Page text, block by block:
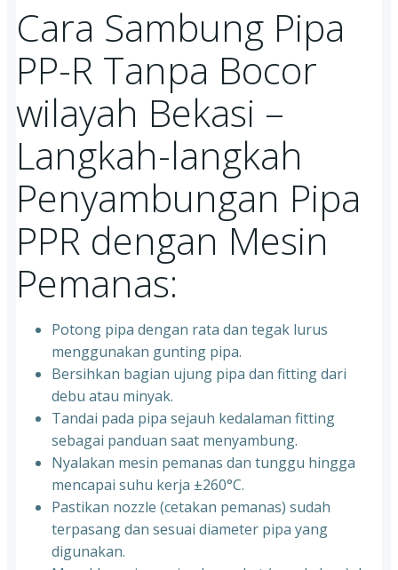
Cara Sambung Pipa
PP-R Tanpa Bocor
wilayah Bekasi –
Langkah-langkah
Penyambungan Pipa
PPR dengan Mesin
Pemanas:
Potong pipa dengan rata dan tegak lurus
menggunakan gunting pipa.
Bersihkan bagian ujung pipa dan fitting dari
debu atau minyak.
Tandai pada pipa sejauh kedalaman fitting
sebagai panduan saat menyambung.
Nyalakan mesin pemanas dan tunggu hingga
mencapai suhu kerja ±260°C.
Pastikan nozzle (cetakan pemanas) sudah
terpasang dan sesuai diameter pipa yang
digunakan.